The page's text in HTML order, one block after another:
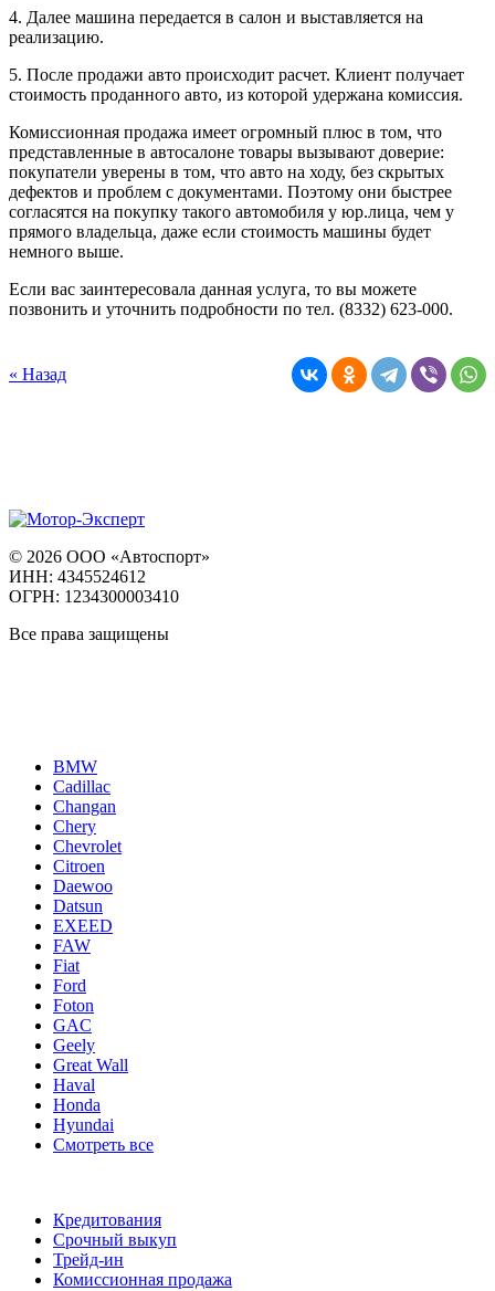
4. Далее машина передается в салон и выставляется на
реализацию.
5. После продажи авто происходит расчет. Клиент получает
стоимость проданного авто, из которой удержана комиссия.
Комиссионная продажа имеет огромный плюс в том, что
представленные в автосалоне товары вызывают доверие:
покупатели уверены в том, что авто на ходу, без скрытых
дефектов и проблем с документами. Поэтому они быстрее
согласятся на покупку такого автомобиля у юр.лица, чем у
прямого владельца, даже если стоимость машины будет
немного выше.
Если вас заинтересовала данная услуга, то вы можете
позвонить и уточнить подробности по тел. (8332) 623-000.
« Назад
© 2026 ООО «Автоспорт»
ИНН: 4345524612
ОГРН: 1234300003410
Все права защищены
BMW
Cadillac
Changan
Chery
Chevrolet
Citroen
Daewoo
Datsun
EXEED
FAW
Fiat
Ford
Foton
GAC
Geely
Great Wall
Haval
Honda
Hyundai
Смотреть все
Кредитования
Срочный выкуп
Трейд-ин
Комиссионная продажа